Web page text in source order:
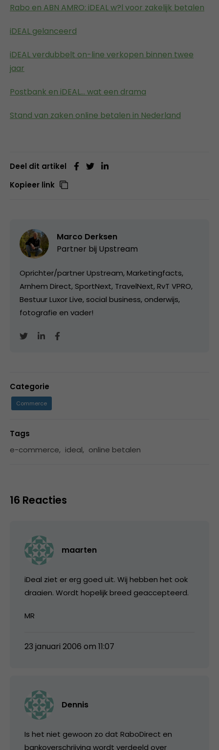
Rabo en ABN AMRO: iDEAL w?l voor zakelijk betalen
iDEAL gelanceerd
iDEAL verdubbelt on-line verkopen binnen twee
jaar
Postbank en iDEAL… wat een drama
Stand van zaken online betalen in Nederland
Deel dit artikel
Kopieer link
Marco Derksen
Partner bij Upstream
Oprichter/partner Upstream, Marketingfacts,
Arnhem Direct, SportNext, TravelNext, RvT VPRO,
Bestuur Luxor Live, social business, onderwijs,
fotografie en vader!
Categorie
Commerce
Tags
e-commerce, ideal, online betalen
16 Reacties
maarten
iDeal ziet er erg goed uit. Wij hebben het ook
draaien. Wordt hopelijk breed geaccepteerd.
MR
23 januari 2006 om 11:07
Dennis
Is het niet gewoon zo dat RaboDirect en
bankoverschrijving wordt verdeeld over